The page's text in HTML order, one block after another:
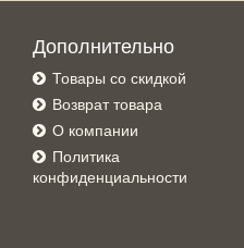
Дополнительно
Товары со скидкой
Возврат товара
О компании
Политика
конфиденциальности